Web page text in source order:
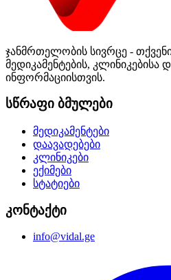
ჯანმრთელობის სივრცე -
მედიკამენტების, კლინიკებისა
ინფორმაციისთვის.
სწრაფი ბმულები
მედიკამენტები
დაავადებები
კლინიკები
ექიმები
სტატიები
კონტაქტი
info@vidal.ge